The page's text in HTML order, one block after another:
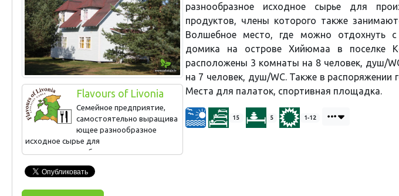
Flavours of Livonia
Семейное предприятие,
самостоятельно выращива
ющее разнообразное
исходное сырье для
производства собственных
также занимаются рыбалкой и охотой.
разнообразное исходное сырье для
продуктов, члены которого также
Волшебное место, где можно отдохнуть
домика на острове Хийюмаа в поселке
расположены 3 комнаты на 8 человек, душ/
на 7 человек, душ/WC. Также в распоряжении
Места для палаток, спортивная площадка.
15 5 1-12